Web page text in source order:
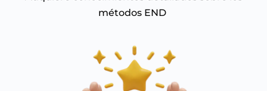
métodos END